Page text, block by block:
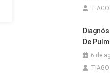
TIAGO
De
6 de
TIAGO